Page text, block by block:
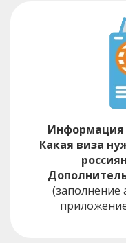
Информация
Какая виза
(заполнение